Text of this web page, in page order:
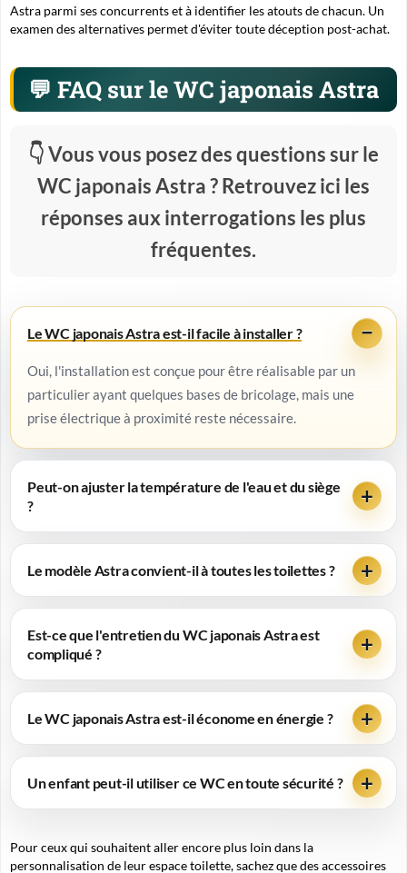
Astra parmi ses concurrents et à identifier les atouts de chacun. Un
examen des alternatives permet d'éviter toute déception post-achat.
FAQ sur le WC japonais Astra
Vous vous posez des questions sur le
WC japonais Astra ? Retrouvez ici les
réponses aux interrogations les plus
fréquentes.
Le WC japonais Astra est-il facile à installer ?
Oui, l'installation est conçue pour être réalisable par un
particulier ayant quelques bases de bricolage, mais une
prise électrique à proximité reste nécessaire.
Peut-on ajuster la température de l'eau et du siège
?
Le modèle Astra convient-il à toutes les toilettes ?
Est-ce que l'entretien du WC japonais Astra est
compliqué ?
Le WC japonais Astra est-il économe en énergie ?
Un enfant peut-il utiliser ce WC en toute sécurité ?
Pour ceux qui souhaitent aller encore plus loin dans la
personnalisation de leur espace toilette, sachez que des accessoires